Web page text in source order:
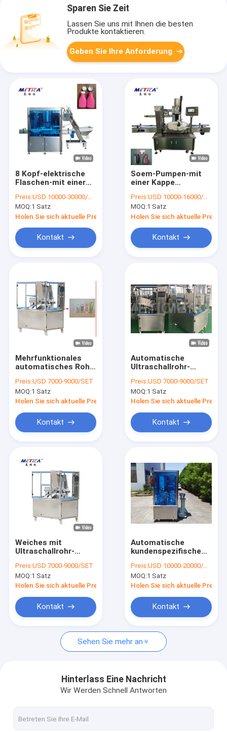
Produkte
VR Show
Über uns
Treten Sie mit uns in Verbindung
Fordern Sie ein Zitat
FlaschenFüllmaschine
Etikettiermaschine der Flasche
Flaschenwaschmaschine
Sparen Sie Zeit
Lassen Sie uns mit Ihnen die besten
Produkte kontaktieren.
Geben Sie Ihre Anforderung
8 Kopf-elektrische
Flaschen-mit einer
Maschinen-
Hochgeschwindigkeitsdrehart
für Flip Caps
Preis:USD 10000-30000/SET
MOQ:1 Satz
Holen Sie sich aktuelle Preis
Kontakt
Soem-Pumpen-mit
einer Kappe
Maschine, mit einer
Kappe bedeckende
Maschine 220V 50HZ
Trigger
Preis:USD 10000-16000/SET
MOQ:1 Satz
Holen Sie sich aktuelle Preis
Kontakt
Mehrfunktionales
automatisches Rohr-
Maschinen-
Ultraschallrohr-
Dichtungs-Maschine
Preis:USD 7000-9000/SET
MOQ:1 Satz
Holen Sie sich aktuelle Preis
Kontakt
Automatische
Ultraschallrohr-
versiegelnde
Maschine für
Zahnpasta-
Preis:USD 7000-9000/SET
MOQ:1 Satz
Holen Sie sich aktuelle Preis
Kontakt
Weiches mit
Ultraschallrohr-
Maschine für
Handcreme-
Kosmetik
Preis:USD 7000-9000/SET
MOQ:1 Satz
Holen Sie sich aktuelle Preis
Kontakt
Automatische
kundenspezifische
Parfüm-
Beispielversammlungs-
Maschine
Preis:USD 10000-20000/SET
MOQ:1 Satz
Holen Sie sich aktuelle Preis
Kontakt
Sehen Sie mehr an
Hinterlass Eine Nachricht
Wir Werden Schnell Antworten